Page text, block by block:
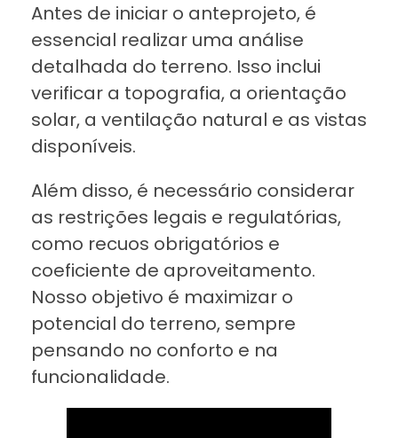
Antes de iniciar o anteprojeto, é
essencial realizar uma análise
detalhada do terreno. Isso inclui
verificar a topografia, a orientação
solar, a ventilação natural e as vistas
disponíveis.
Além disso, é necessário considerar
as restrições legais e regulatórias,
como recuos obrigatórios e
coeficiente de aproveitamento.
Nosso objetivo é maximizar o
potencial do terreno, sempre
pensando no conforto e na
funcionalidade.